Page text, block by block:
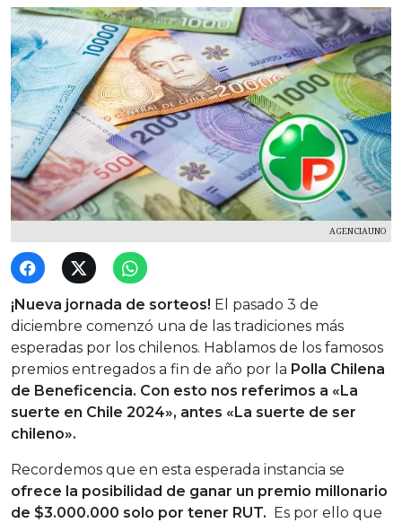
AGENCIAUNO
¡Nueva jornada de sorteos! El pasado 3 de
diciembre comenzó una de las tradiciones más
esperadas por los chilenos. Hablamos de los famosos
premios entregados a fin de año por la Polla Chilena
de Beneficencia. Con esto nos referimos a «La
suerte en Chile 2024», antes «La suerte de ser
chileno».
Recordemos que en esta esperada instancia se
ofrece la posibilidad de ganar un premio millonario
de $3.000.000 solo por tener RUT.
Es por ello que